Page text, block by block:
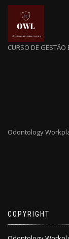
CURSO DE GESTÃO
Odontology
COPYRIGHT